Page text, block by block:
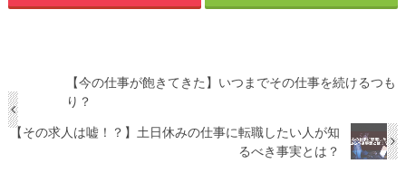
【今の仕事が飽きてきた】いつまでその仕事を続けるつも
り？
【その求人は嘘！？】土日休みの仕事に転職したい人が知
るべき事実とは？